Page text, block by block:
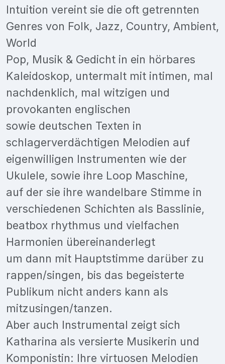
Intuition vereint sie die oft getrennten
Genres von Folk, Jazz, Country, Ambient,
World
Pop, Musik & Gedicht in ein hörbares
Kaleidoskop, untermalt mit intimen, mal
nachdenklich, mal witzigen und
provokanten englischen
sowie deutschen Texten in
schlagerverdächtigen Melodien auf
eigenwilligen Instrumenten wie der
Ukulele, sowie ihre Loop Maschine,
auf der sie ihre wandelbare Stimme in
verschiedenen Schichten als Basslinie,
beatbox rhythmus und vielfachen
Harmonien übereinanderlegt
um dann mit Hauptstimme darüber zu
rappen/singen, bis das begeisterte
Publikum nicht anders kann als
mitzusingen/tanzen.
Aber auch Instrumental zeigt sich
Katharina als versierte Musikerin und
Komponistin: Ihre virtuosen Melodien